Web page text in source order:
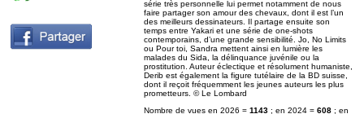
série très personnelle lui permet notamment de nous
faire partager son amour des chevaux, dont il est l’un
des meilleurs dessinateurs. Il partage ensuite son
temps entre Yakari et une série de one-shots
contemporains, d’une grande sensibilité. Jo, No Limits
ou Pour toi, Sandra mettent ainsi en lumière les
malades du Sida, la délinquance juvénile ou la
prostitution. Auteur éclectique et résolument humaniste,
Derib est également la figure tutélaire de la BD suisse,
dont il reçoit fréquemment les jeunes auteurs les plus
prometteurs. © Le Lombard
Nombre de vues en 2026 = 1143 ; en 2024 = 608 ; en